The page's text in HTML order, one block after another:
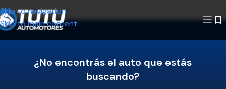
Skip to navigation
Skip to main content
¿No encontrás el auto que estás
buscando?